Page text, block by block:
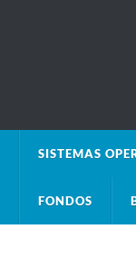
SISTEMAS
FONDOS